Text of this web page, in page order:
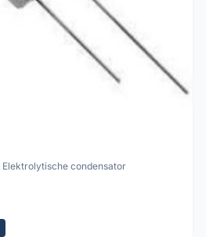
Jamicon TKR470M1ED11M Elektrolytische condensator